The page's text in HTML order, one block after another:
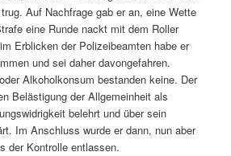
Auf Nachfrage gab er an, eine Wette
eine Runde nackt mit dem Roller
Erblicken der Polizeibeamten habe er
und sei daher davongefahren.
Alkoholkonsum bestanden keine. Der
Belästigung der Allgemeinheit als
belehrt und über sein
Im Anschluss wurde er dann, nun aber
der Kontrolle entlassen.